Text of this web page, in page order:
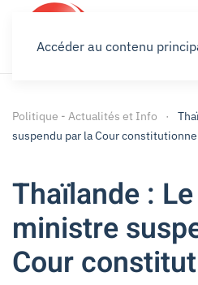
Accéder au contenu
Politique - Actualités et Info
suspendu par la Cour
Thaïlande :
ministre
Cour